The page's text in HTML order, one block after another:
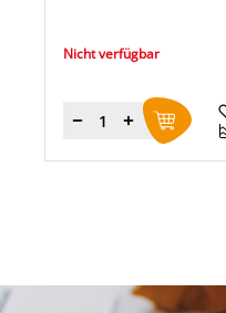
Nicht verfügbar
Menge